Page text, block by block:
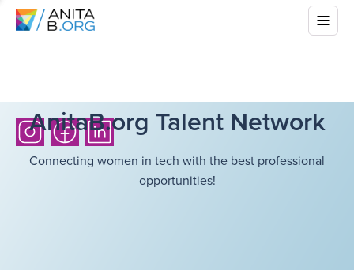
AnitaB.org Talent Network
Connecting women in tech with the best professional
opportunities!